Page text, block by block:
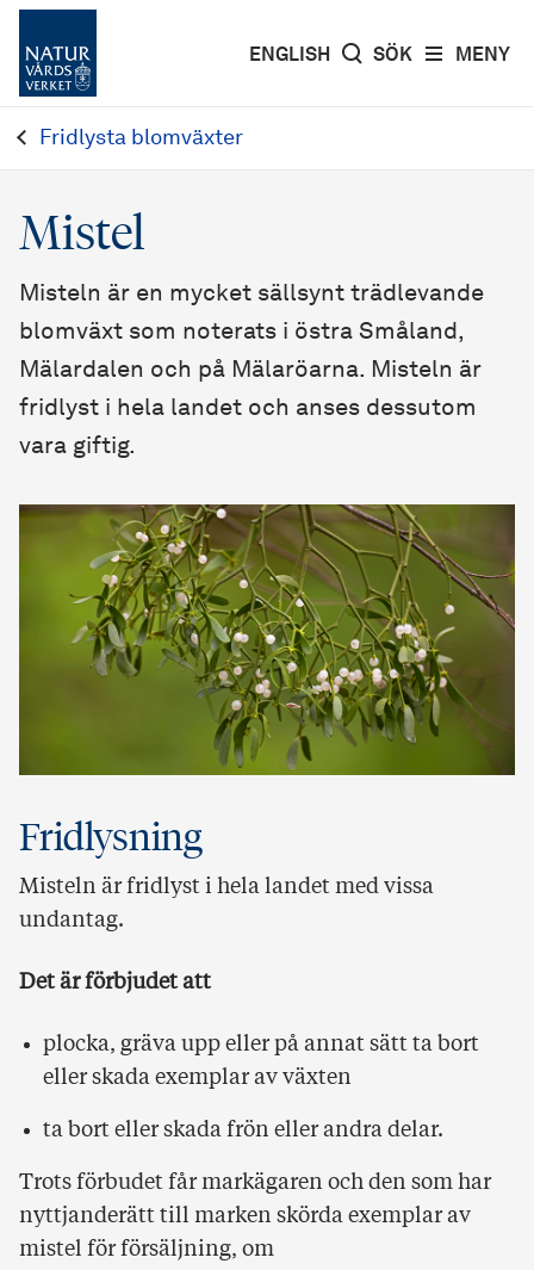
MENY
ENGLISH SÖK
Fridlysta blomväxter
Mistel
Misteln är en mycket sällsynt trädlevande
blomväxt som noterats i östra Småland,
Mälardalen och på Mälaröarna. Misteln är
fridlyst i hela landet och anses dessutom
vara giftig.
Fridlysning
Misteln är fridlyst i hela landet med vissa
undantag.
Det är förbjudet att
plocka, gräva upp eller på annat sätt ta bort
eller skada exemplar av växten
ta bort eller skada frön eller andra delar.
Trots förbudet får markägaren och den som har
nyttjanderätt till marken skörda exemplar av
mistel för försäljning, om